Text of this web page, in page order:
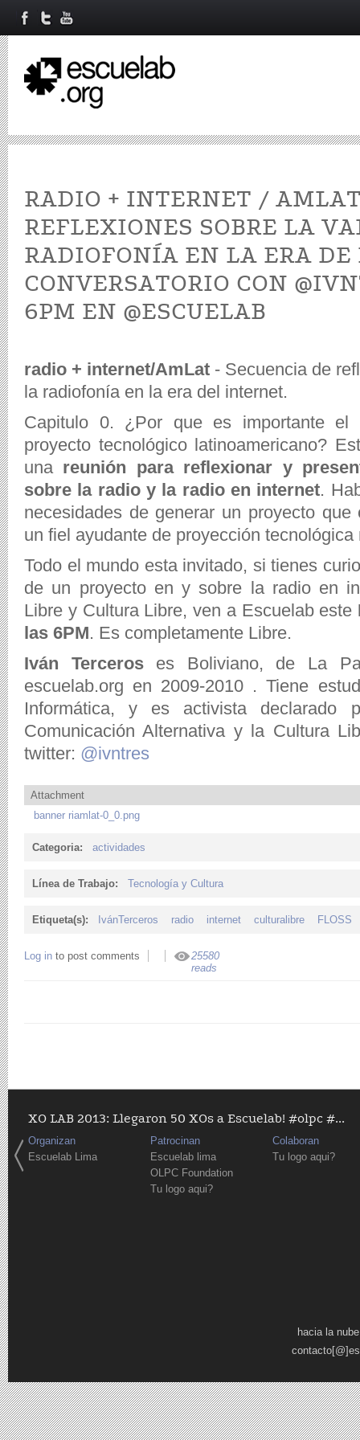
RADIO + INTERNET /
REFLEXIONES SOBRE LA
RADIOFONÍA EN LA ERA
CONVERSATORIO CON
6PM EN @ESCUELAB
radio + internet/AmLat - Secuencia de
la radiofonía en la era del internet.
Capitulo 0. ¿Por que es importante
proyecto tecnológico latinoamericano?
una reunión para reflexionar y
sobre la radio y la radio en internet.
necesidades de generar un proyecto
un fiel ayudante de proyección
Todo el mundo esta invitado, si tienes
de un proyecto en y sobre la radio en
Libre y Cultura Libre, ven a Escuelab este
las 6PM. Es completamente Libre.
Iván Terceros
es Boliviano, de La
escuelab.org en 2009-2010 . Tiene
Informática, y es activista declarado
Comunicación Alternativa y la Cultura
twitter: @ivntres
Attachment
banner riamlat-0_0.png
Categoria: actividades
Línea de Trabajo: Tecnología y Cultura
Etiqueta(s): IvánTerceros radio internet culturalibre FLOSS
Log in to post comments
25580
reads
XO LAB 2013: Llegaron 50 XOs a Escuelab! #olpc #...
Organizan
Escuelab Lima
Patrocinan
Escuelab lima
OLPC Foundation
Tu logo aqui?
Colaboran
Tu logo aqui?
hacia la